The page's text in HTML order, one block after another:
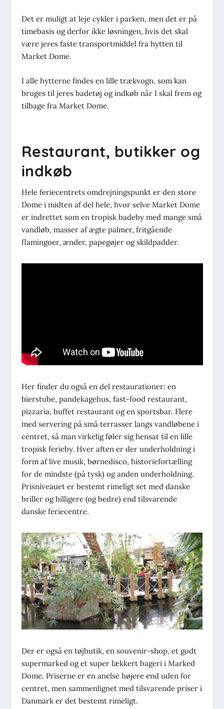
Det er muligt at leje cykler i parken, men det er på
timebasis og derfor ikke løsningen, hvis det skal
være jeres faste transportmiddel fra hytten til
Market Dome.
I alle hytterne findes en lille trækvogn, som kan
bruges til jeres badetøj og indkøb når I skal frem og
tilbage fra Market Dome.
Restaurant, butikker og
indkøb
Hele feriecentrets omdrejningspunkt er den store
Dome i midten af del hele, hvor selve Market Dome
er indrettet som en tropisk badeby med mange små
vandløb, masser af ægte palmer, fritgående
flamingoer, ænder, papegøjer og skildpadder.
Her finder du også en del restaurationer: en
bierstube, pandekagehus, fast-food restaurant,
pizzaria, buffet restaurant og en sportsbar. Flere
med servering på små terrasser langs vandløbene i
centret, så man virkelig føler sig hensat til en lille
tropisk ferieby. Hver aften er der underholdning i
form af live musik, børnedisco, historiefortælling
for de mindste (på tysk) og anden underholdning.
Prisniveauet er bestemt rimeligt set med danske
briller og billigere (og bedre) end tilsvarende
danske feriecentre.
Der er også en tøjbutik, en souvenir-shop, et godt
supermarked og et super lækkert bageri i Marked
Dome. Priserne er en anelse højere end uden for
centret, men sammenlignet med tilsvarende priser i
Danmark er det bestemt rimeligt.